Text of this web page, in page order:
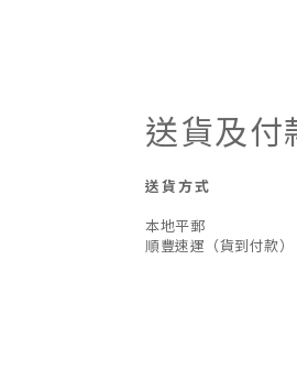
送貨及付
送貨方式
本地平郵
順豐速運（貨到付款）